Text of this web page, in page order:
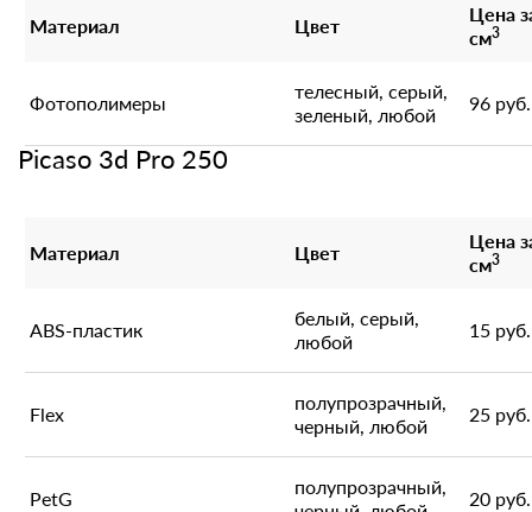
Материал Цвет
Цена
см3
Фотополимеры
телесный, серый,
зеленый, любой
96 руб.
Picaso 3d Pro 250
Материал Цвет
Цена
см3
ABS-пластик
белый, серый,
любой
15 руб.
Flex
полупрозрачный,
черный, любой
25 руб.
PetG
полупрозрачный,
20 руб.